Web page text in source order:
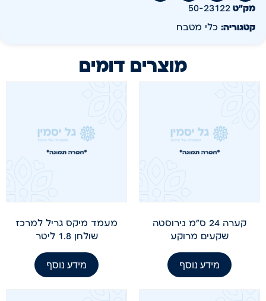
מק״ט 50-23122
קטגוריה: כלי מטבח
מוצרים דומים
קערה 24 ס"מ נירוסטה
שקעים מרוקע
מידע נוסף
מעמד מיקס גריל למרכז
שולחן 1.8 ליטר
מידע נוסף